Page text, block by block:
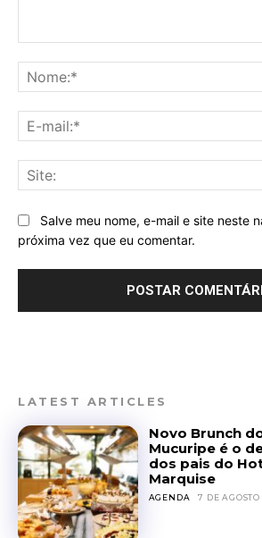
Salve meu nome, e-mail e site neste
próxima vez que eu comentar.
LATEST ARTICLES
Novo Brunch
Mucuripe é o
dos pais do
Marquise
AGENDA 7 DE